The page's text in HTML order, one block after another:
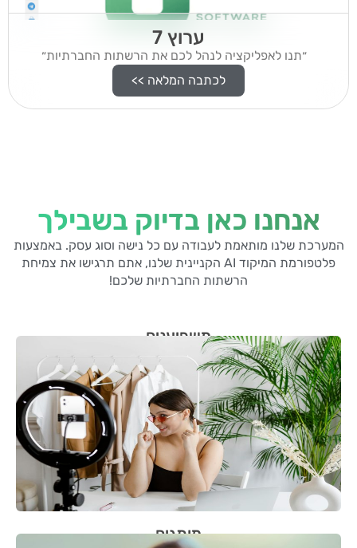
ערוץ 7
״תנו לאפליקציה לנהל לכם את הרשתות החברתיות״
לכתבה המלאה >>
אנחנו כאן בדיוק בשבילך
המערכת שלנו מותאמת לעבודה עם כל נישה וסוג עסק. באמצעות
פלטפורמת המיקוד AI הקניינית שלנו, אתם תרגישו את צמיחת
הרשתות החברתיות שלכם!
משפיענים
מותגים